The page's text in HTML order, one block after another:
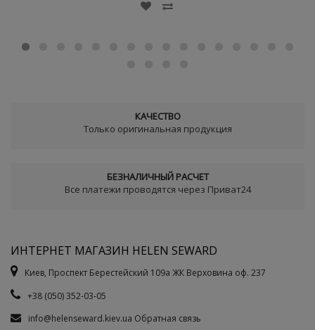
КАЧЕСТВО
Только оригинальная продукция
БЕЗНАЛИЧНЫЙ РАСЧЕТ
Все платежи проводятся через Приват24
ИНТЕРНЕТ МАГАЗИН HELEN SEWARD
Киев, Проспект Берестейский 109а ЖК Верховина оф. 237
+38 (050) 352-03-05
info@helenseward.kiev.ua Обратная связь